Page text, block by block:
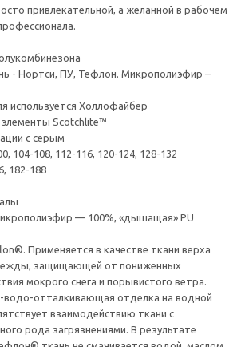
привлекательной, а желанной в рабочем
- Нортси, ПУ, Тефлон. Микрополиэфир –
используется Холлофайбер
Scotchlite™
с серым
104-108, 112-116, 120-124, 128-132
182-188
— 100%, «дышащая» PU
Применяется в качестве ткани верха
защищающей от пониженных
мокрого снега и порывистого ветра.
отталкивающая отделка на водной
взаимодействию ткани с
рода загрязнениями. В результате